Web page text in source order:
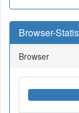
Browser-
Browser